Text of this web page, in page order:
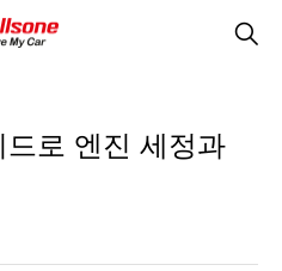
로 엔진 세정과